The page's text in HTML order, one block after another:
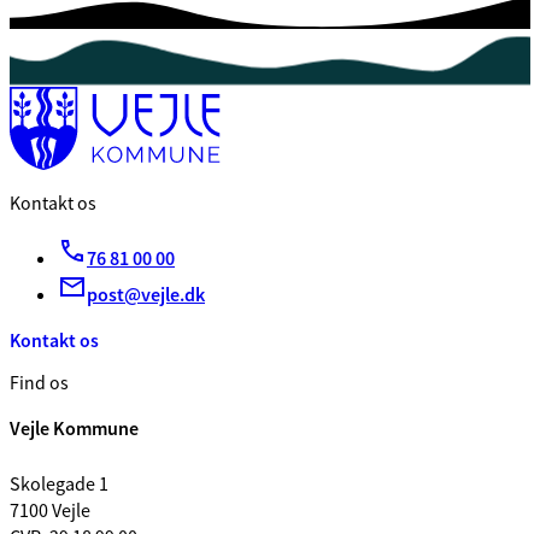
Kontakt os
76 81 00 00
post@vejle.dk
Kontakt os
Find os
Vejle Kommune
Skolegade 1
7100 Vejle